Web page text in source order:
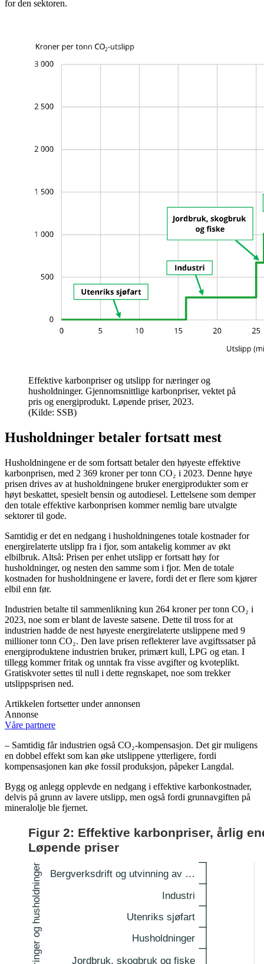
for den sektoren.
Effektive karbonpriser og utslipp for næringer og
husholdninger. Gjennomsnittlige karbonpriser, vektet på
pris og energiprodukt. Løpende priser, 2023.
(Kilde: SSB)
Husholdninger betaler fortsatt mest
Husholdningene er de som fortsatt betaler den høyeste effektive
karbonprisen, med 2 369 kroner per tonn CO₂ i 2023. Denne høye
prisen drives av at husholdningene bruker energiprodukter som er
høyt beskattet, spesielt bensin og autodiesel. Lettelsene som demper
den totale effektive karbonprisen kommer nemlig bare utvalgte
sektorer til gode.
Samtidig er det en nedgang i husholdningenes totale kostnader for
energirelaterte utslipp fra i fjor, som antakelig kommer av økt
elbilbruk. Altså: Prisen per enhet utslipp er fortsatt høy for
husholdninger, og nesten den samme som i fjor. Men de totale
kostnaden for husholdningene er lavere, fordi det er flere som kjører
elbil enn før.
Industrien betalte til sammenlikning kun 264 kroner per tonn CO₂ i
2023, noe som er blant de laveste satsene. Dette til tross for at
industrien hadde de nest høyeste energirelaterte utslippene med 9
millioner tonn CO₂. Den lave prisen reflekterer lave avgiftssatser på
energiproduktene industrien bruker, primært kull, LPG og etan. I
tillegg kommer fritak og unntak fra visse avgifter og kvoteplikt.
Gratiskvoter settes til null i dette regnskapet, noe som trekker
utslippsprisen ned.
Artikkelen fortsetter under annonsen
Annonse
Våre partnere
– Samtidig får industrien også CO₂-kompensasjon. Det gir muligens
en dobbel effekt som kan øke utslippene ytterligere, fordi
kompensasjonen kan øke fossil produksjon, påpeker Langdal.
Bygg og anlegg opplevde en nedgang i effektive karbonkostnader,
delvis på grunn av lavere utslipp, men også fordi grunnavgiften på
mineralolje ble fjernet.